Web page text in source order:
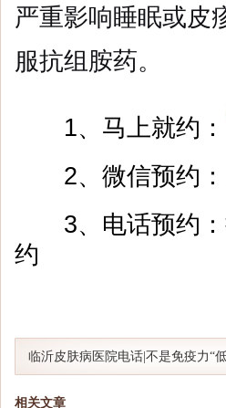
严重影响睡眠或皮
服抗组胺药。
1、马上就约：
2、微信预约：
3、电话预约：
约
临沂皮肤病医院电话|不是免疫力“
是免疫力“乱”
相关文章